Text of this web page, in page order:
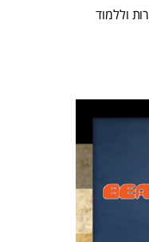
וללמוד